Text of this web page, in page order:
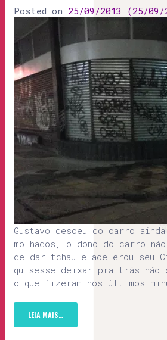
Posted on 25/09/2013 (25/09/
Gustavo desceu do carro
molhados, o dono do carro
de dar tchau e acelerou seu
quisesse deixar pra trás não
o que fizeram nos últimos
LEIA MAIS…